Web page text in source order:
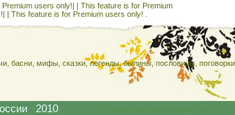
users only!| | This feature is for Premium
| This feature is for Premium users only! .
басни, мифы, сказки, легенды, былины, пословицы,
2010